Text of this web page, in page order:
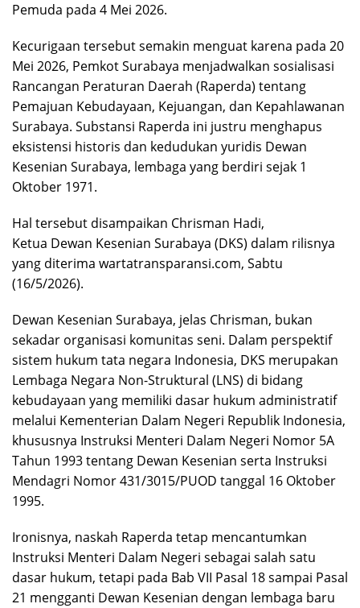
Pemuda pada 4 Mei 2026.
Kecurigaan tersebut semakin menguat karena pada 20
Mei 2026, Pemkot Surabaya menjadwalkan sosialisasi
Rancangan Peraturan Daerah (Raperda) tentang
Pemajuan Kebudayaan, Kejuangan, dan Kepahlawanan
Surabaya. Substansi Raperda ini justru menghapus
eksistensi historis dan kedudukan yuridis Dewan
Kesenian Surabaya, lembaga yang berdiri sejak 1
Oktober 1971.
Hal tersebut disampaikan Chrisman Hadi,
Ketua Dewan Kesenian Surabaya (DKS) dalam rilisnya
yang diterima wartatransparansi.com, Sabtu
(16/5/2026).
Dewan Kesenian Surabaya, jelas Chrisman, bukan
sekadar organisasi komunitas seni. Dalam perspektif
sistem hukum tata negara Indonesia, DKS merupakan
Lembaga Negara Non-Struktural (LNS) di bidang
kebudayaan yang memiliki dasar hukum administratif
melalui Kementerian Dalam Negeri Republik Indonesia,
khususnya Instruksi Menteri Dalam Negeri Nomor 5A
Tahun 1993 tentang Dewan Kesenian serta Instruksi
Mendagri Nomor 431/3015/PUOD tanggal 16 Oktober
1995.
Ironisnya, naskah Raperda tetap mencantumkan
Instruksi Menteri Dalam Negeri sebagai salah satu
dasar hukum, tetapi pada Bab VII Pasal 18 sampai Pasal
21 mengganti Dewan Kesenian dengan lembaga baru